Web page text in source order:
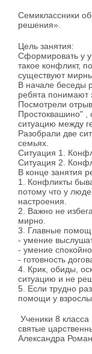
Семиклассники
решения».
Цель занятия:
Сформировать у
такое конфликт,
существуют
В начале беседы
ребята понимают
Посмотрели
Простоквашино" ,
ситуацию между
Разобрали две
семьях.
Ситуация 1.
Ситуация 2.
В конце занятия
1. Конфликты
потому что у
настроения.
2. Важно не
мирно.
3. Главные
- умение
- умение
- готовность
4. Крик, обиды,
ситуацию и не
5. Если трудно
помощи у
Ученики 8
святые
Александра